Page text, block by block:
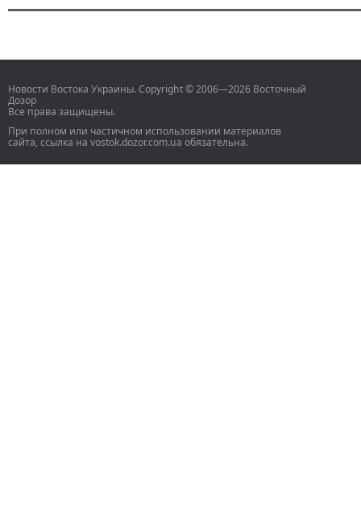
Новости Востока Украины. Copyright © 2006—2026 Восточный
Дозор
Все права защищены.
При полном или частичном использовании материалов
сайта, ссылка на vostok.dozor.com.ua обязательна.